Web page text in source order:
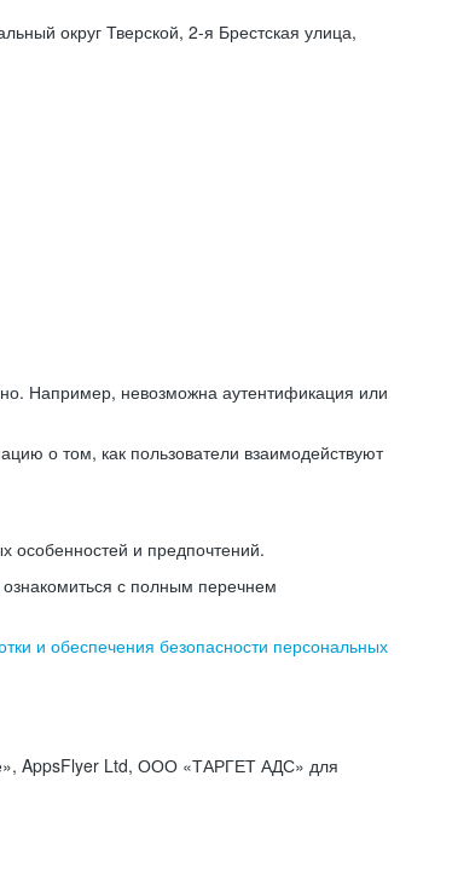
округ Тверской, 2-я Брестская улица,
Например, невозможна аутентификация или
о том, как пользователи взаимодействуют
особенностей и предпочтений.
с полным перечнем
и обеспечения безопасности персональных
AppsFlyer Ltd, ООО «ТАРГЕТ АДС» для